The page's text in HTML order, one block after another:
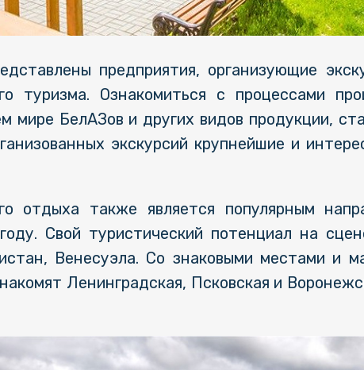
предприятия, организующие
туризма. Ознакомиться с процессами
мире БелАЗов и других видов продукции,
экскурсий крупнейшие и
отдыха также является популярным
Свой туристический потенциал на
Венесуэла. Со знаковыми местами и
Ленинградская, Псковская и